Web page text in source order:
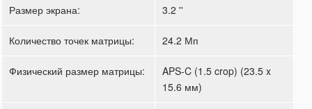
Размер экрана: 3.2 ''
Количество точек матрицы: 24.2 Мп
Физический размер матрицы:
APS-C (1.5 crop) (23.5 x
15.6 мм)